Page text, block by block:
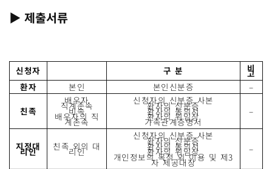
▶ 제출서류
신청자 구 분 비
고
환자
본인 본인신분증
–
친족
배우자
직계존속
비속
배우자의 직
계존속
신청자의 신분증 사본
환자의 신분증
환자의 동의서
환자의 위임장
가족관계증명서
–
지정대
리인 친족 외의 대
리인
신청자의 신분증 사본
환자의 신분증
환자의 동의서
환자의 위임장
개인정보의 목적 외 이용 및 제3
자 제공대장
–